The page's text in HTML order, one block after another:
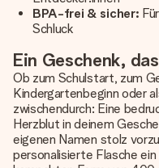
BPA-frei & sicher:
Schluck
Ein Geschenk,
Ob zum Schulstart, zum
Kindergartenbeginn oder
zwischendurch: Eine
Herzblut in deinem
eigenen Namen stolz
personalisierte Flasche